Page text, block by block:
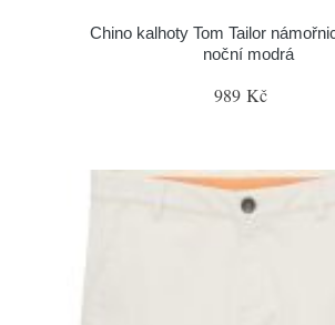
Chino kalhoty Tom Tailor
noční modrá
989 Kč